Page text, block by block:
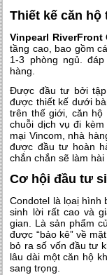
Thiết kế căn
Vinpearl RiverFront
tầng cao, bao gồm
1-3 phòng ngủ.
hàng.
Được đầu tư bởi
được thiết kế dưới
trên thế giới, căn
chuỗi dịch vụ đi
mại Vincom, nhà
được đầu tư hoàn
chắn chắn sẽ làm
Cơ hội đầu tư
Condotel là lọaị hình
sinh lời rất cao và
gian. Là sản phẩm
được “bảo kê” về
bỏ ra số vốn đầu tư
lâu dài một căn hộ
sang trọng.